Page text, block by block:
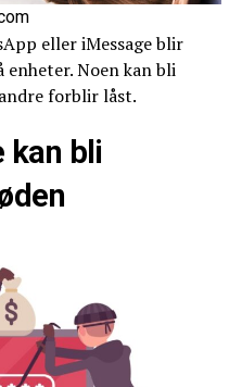
eller iMessage blir
enheter. Noen kan bli
forblir låst.
kan bli